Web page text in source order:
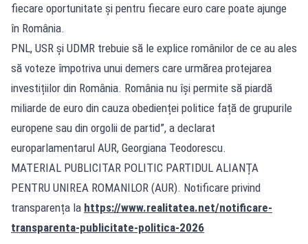
fiecare oportunitate și pentru fiecare euro care poate ajunge
în România.
PNL, USR și UDMR trebuie să le explice românilor de ce au ales
să voteze împotriva unui demers care urmărea protejarea
investițiilor din România. România nu își permite să piardă
miliarde de euro din cauza obedienței politice față de grupurile
europene sau din orgolii de partid”, a declarat
europarlamentarul AUR, Georgiana Teodorescu.
MATERIAL PUBLICITAR POLITIC PARTIDUL ALIANȚA
PENTRU UNIREA ROMANILOR (AUR). Notificare privind
transparența la https://www.realitatea.net/notificare-
transparenta-publicitate-politica-2026